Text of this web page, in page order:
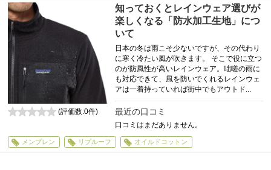
知っておくとレインウェア選びが
楽しくなる「防水加工生地」につ
いて
日本の冬は雨こそ少ないですが、その代わり
に寒く冷たい風が吹きます。 そこで役に立つ
のが防風性が高いレインウェア。咄嗟の雨に
も対応できて、風を防いでくれるレインウェ
アは一着持っていれば街中でもアウトド...
最近の口コミ
口コミはまだありません。
(評価数:0件)
メンブレン リプルーフ オイルドコットン